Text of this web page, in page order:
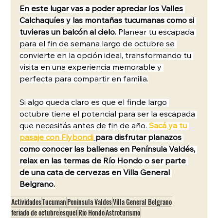
En este lugar vas a poder apreciar los Valles
Calchaquíes y las montañas tucumanas como si
tuvieras un balcón al cielo. Planear tu escapada
para el fin de semana largo de octubre se
convierte en la opción ideal, transformando tu
visita en una experiencia memorable y
perfecta para compartir en familia.
Si algo queda claro es que el finde largo
octubre tiene el potencial para ser la escapada
que necesitás antes de fin de año. Sacá ya tu
pasaje con Flybondi para disfrutar planazos
como conocer las ballenas en Península Valdés,
relax en las termas de Río Hondo o ser parte
de una cata de cervezas en Villa General
Belgrano.
ActividadesTucumanPeninsula ValdesVilla General Belgrano
feriado de octubreesquelRio HondoAstroturismo